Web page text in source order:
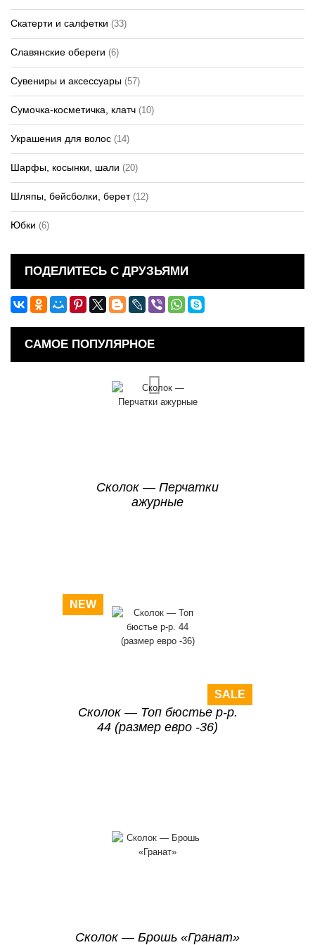
Скатерти и салфетки (33)
Славянские обереги (6)
Сувениры и аксессуары (57)
Сумочка-косметичка, клатч (10)
Украшения для волос (14)
Шарфы, косынки, шали (20)
Шляпы, бейсболки, берет(12)
Юбки (6)
ПОДЕЛИТЕСЬ С ДРУЗЬЯМИ
САМОЕ ПОПУЛЯРНОЕ
Сколок — Перчатки
ажурные
NEW
SALE
Сколок — Топ бюстье р-р.
44 (размер евро -36)
Сколок — Брошь «Гранат»